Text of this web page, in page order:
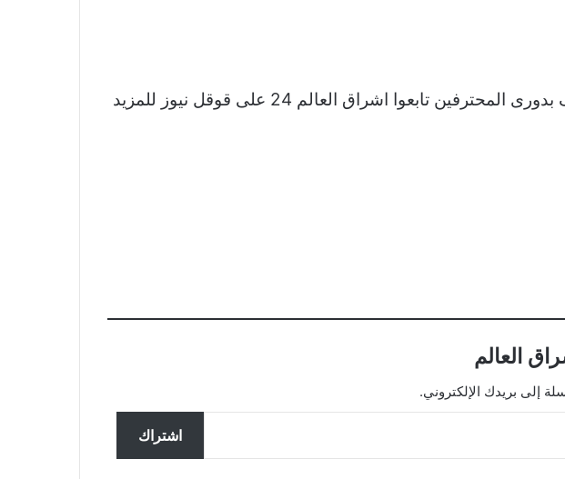
نشكر لكم اهتمامكم وقراءتكم لخبر وادى دجلة يهزم مصر المقاصة بهدفين لهدف بدورى المحترفين تابعوا اشراق العالم 24 على قوقل نيوز للمزيد
العالم
إلى بريدك الإلكتروني.
اشتراك